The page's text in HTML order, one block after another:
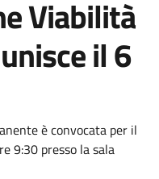
Viabilità
il 6
è convocata per il
9:30 presso la sala